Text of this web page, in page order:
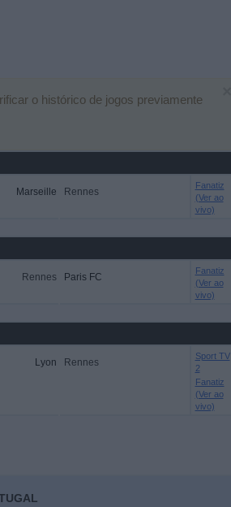
o histórico de jogos previamente
Marseille Rennes
Fanatiz
(Ver ao
vivo)
Rennes Paris FC
Fanatiz
(Ver ao
vivo)
Lyon Rennes
Sport TV
2
Fanatiz
(Ver ao
vivo)